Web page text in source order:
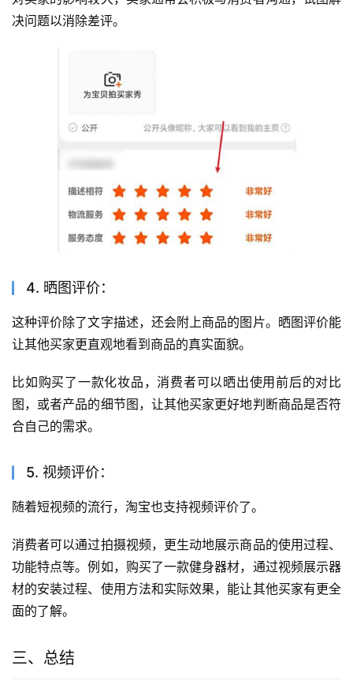
决问题以消除差评。
4. 晒图评价：
这种评价除了文字描述，还会附上商品的图片。晒图评价能
让其他买家更直观地看到商品的真实面貌。
比如购买了一款化妆品，消费者可以晒出使用前后的对比
图，或者产品的细节图，让其他买家更好地判断商品是否符
合自己的需求。
5. 视频评价：
随着短视频的流行，淘宝也支持视频评价了。
消费者可以通过拍摄视频，更生动地展示商品的使用过程、
功能特点等。例如，购买了一款健身器材，通过视频展示器
材的安装过程、使用方法和实际效果，能让其他买家有更全
面的了解。
三、总结